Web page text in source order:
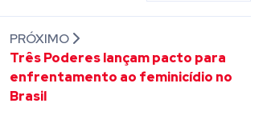
PRÓXIMO
Três Poderes lançam pacto para
enfrentamento ao feminicídio no
Brasil